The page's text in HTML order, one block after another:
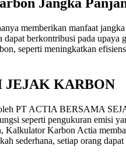
memberikan manfaat
berkontribusi pada
seperti meningkatkan
JEJAK KARBON
PT ACTIA BERSAMA
seperti pengukuran emisi
Kalkulator Karbon Actia
sederhana, setiap orang